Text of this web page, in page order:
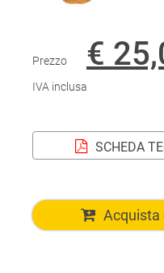
Prezzo €
IVA inclusa
SCHEDA
Acquista